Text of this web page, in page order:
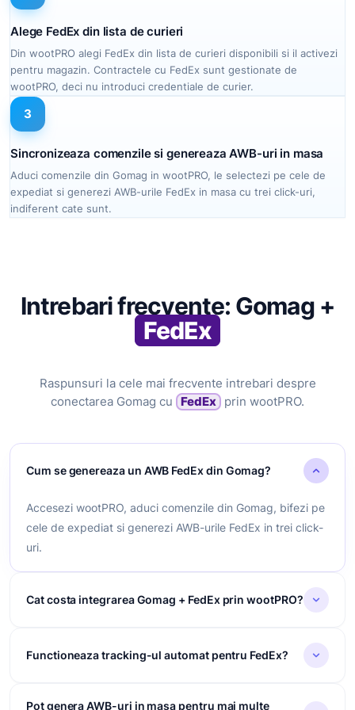
Alege FedEx din lista de curieri
Din wootPRO alegi FedEx din lista de curieri disponibili si il activezi
pentru magazin. Contractele cu FedEx sunt gestionate de
wootPRO, deci nu introduci credentiale de curier.
3
Sincronizeaza comenzile si genereaza AWB-uri in masa
Aduci comenzile din Gomag in wootPRO, le selectezi pe cele de
expediat si generezi AWB-urile FedEx in masa cu trei click-uri,
indiferent cate sunt.
Intrebari frecvente: Gomag +
FedEx
Raspunsuri la cele mai frecvente intrebari despre
conectarea Gomag cu
FedEx prin wootPRO.
Cum se genereaza un AWB FedEx din Gomag?
Accesezi wootPRO, aduci comenzile din Gomag, bifezi pe
cele de expediat si generezi AWB-urile FedEx in trei click-
uri.
Cat costa integrarea Gomag + FedEx prin wootPRO?
obligatie de volum. Platesti exclusiv pe colet expediat prin
Functioneaza tracking-ul automat pentru FedEx?
Pot genera AWB-uri in masa pentru mai multe